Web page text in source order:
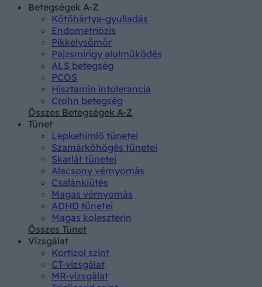
Betegségek A-Z
Kötőhártya-gyulladás
Endometriózis
Pikkelysömör
Pajzsmirigy alulműködés
ALS betegség
PCOS
Hisztamin intolerancia
Crohn betegség
Összes Betegségek A-Z
Tünet
Lepkehimlő tünetei
Szamárköhögés tünetei
Skarlát tünetei
Alacsony vérnyomás
Csalánkiütés
Magas vérnyomás
ADHD tünetei
Magas koleszterin
Összes Tünet
Vizsgálat
Kortizol szint
CT-vizsgálat
MR-vizsgálat